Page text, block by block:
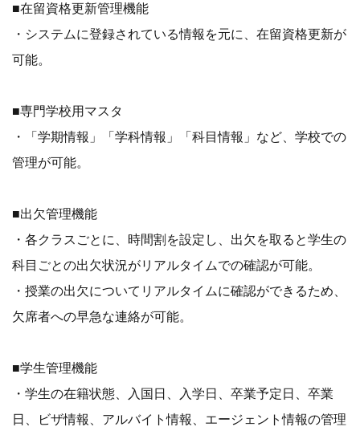
■在留資格更新管理機能
・システムに登録されている情報を元に、在留資格更新が
可能。
■専門学校用マスタ
・「学期情報」「学科情報」「科目情報」など、学校での
管理が可能。
■出欠管理機能
・各クラスごとに、時間割を設定し、出欠を取ると学生の
科目ごとの出欠状況がリアルタイムでの確認が可能。
・授業の出欠についてリアルタイムに確認ができるため、
欠席者への早急な連絡が可能。
■学生管理機能
・学生の在籍状態、入国日、入学日、卒業予定日、卒業
日、ビザ情報、アルバイト情報、エージェント情報の管理